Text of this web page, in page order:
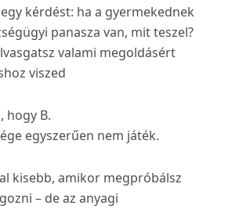
kérdést: ha a gyermekednek
panasza van, mit teszel?
valami megoldásért
viszed
hogy B.
egyszerűen nem játék.
kisebb, amikor megpróbálsz
– de az anyagi